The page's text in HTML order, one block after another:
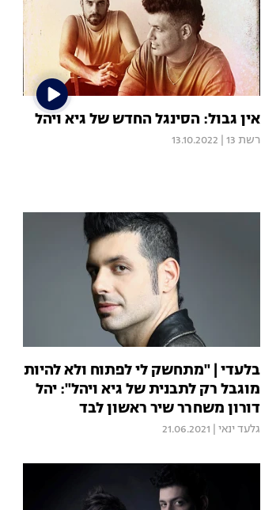
אין גבול: הסינגל החדש של גיא ויהל
רשת 13 13.10.2022
בלעדי | "מתחשק לי לפתוח ולא להיות
מוגבל רק לתבנית של גיא ויהל": יהל
דורון משחרר שיר ראשון לבד
גלעד ינאי 21.06.2021